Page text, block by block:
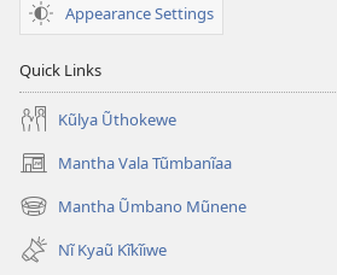
Appearance Settings
Quick Links
Kũlya Ũthokewe
Mantha Vala Tũmbanĩaa
(opens
new
window)
Mantha Ũmbano Mũnene
(opens
new
window)
Nĩ Kyaũ Kĩkĩiwe